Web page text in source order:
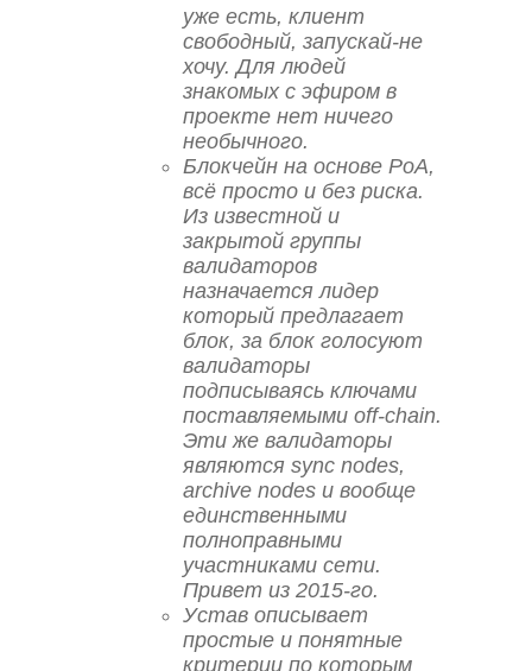
уже есть, клиент
свободный, запускай-не
хочу. Для людей
знакомых с эфиром в
проекте нет ничего
необычного.
Блокчейн на основе PoA,
всё просто и без риска.
Из известной и
закрытой группы
валидаторов
назначается лидер
который предлагает
блок, за блок голосуют
валидаторы
подписываясь ключами
поставляемыми off-chain.
Эти же валидаторы
являются sync nodes,
archive nodes и вообще
единственными
полноправными
участниками сети.
Привет из 2015-го.
Устав описывает
простые и понятные
критерии по которым